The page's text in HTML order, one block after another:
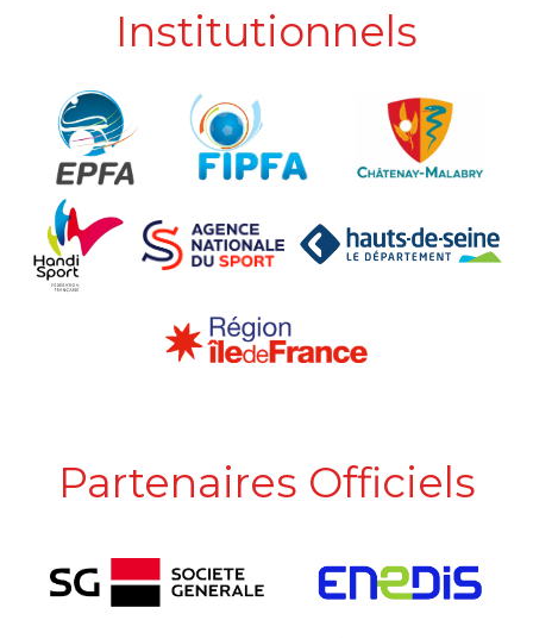
Institutionnels
Partenaires Officiels